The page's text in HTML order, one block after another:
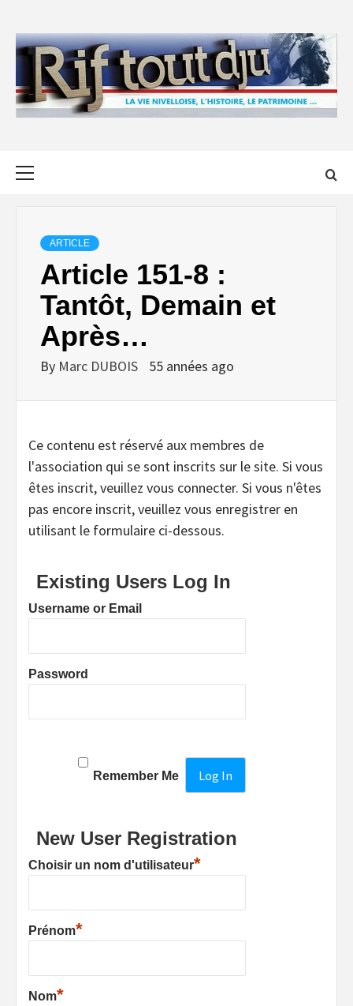
content
ARTICLE
Article 151-8 :
Tantôt, Demain et
Après…
By Marc DUBOIS 55 années ago
Ce contenu est réservé aux membres de
l'association qui se sont inscrits sur le site. Si vous
êtes inscrit, veuillez vous connecter. Si vous n'êtes
pas encore inscrit, veuillez vous enregistrer en
utilisant le formulaire ci-dessous.
Existing Users Log In
Username or Email
Password
Remember Me
New User Registration
Choisir un nom d'utilisateur*
Prénom*
Nom*